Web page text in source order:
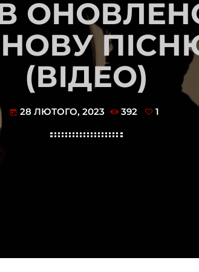
В
(ВІДЕО)
today 28 ЛЮТОГО, 2023 392 1